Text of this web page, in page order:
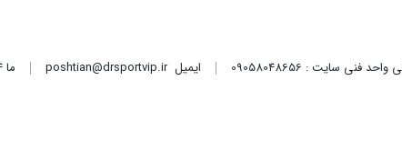
ایمیلposhtian@drsportvip.ir ما 24 ساعته 7 روز هفته پاسخگوی شما هستیم.